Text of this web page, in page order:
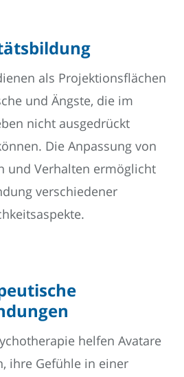
als Projektionsflächen
und Ängste, die im
nicht ausgedrückt
Die Anpassung von
und Verhalten ermöglicht
verschiedener
helfen Avatare
ihre Gefühle in einer